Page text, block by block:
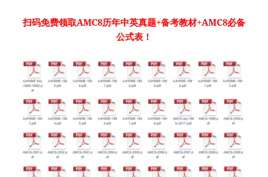
扫码免费领取AMC8历年中英真题+备考教材+AMC8必备
公式表！